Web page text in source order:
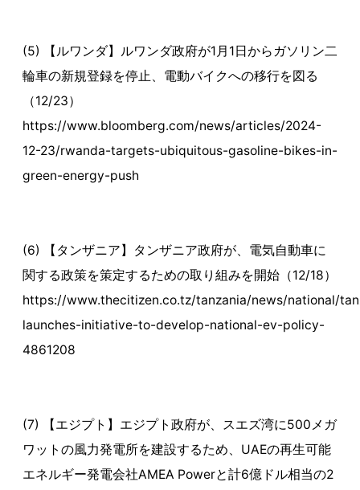
(5) 【ルワンダ】ルワンダ政府が1月1日からガソリン二
輪車の新規登録を停止、電動バイクへの移行を図る
（12/23）
https://www.bloomberg.com/news/articles/2024-
12-23/rwanda-targets-ubiquitous-gasoline-bikes-in-
green-energy-push
(6) 【タンザニア】タンザニア政府が、電気自動車に
関する政策を策定するための取り組みを開始（12/18）
https://www.thecitizen.co.tz/tanzania/news/national/
launches-initiative-to-develop-national-ev-policy-
4861208
(7) 【エジプト】エジプト政府が、スエズ湾に500メガ
ワットの風力発電所を建設するため、UAEの再生可能
エネルギー発電会社AMEA Powerと計6億ドル相当の2